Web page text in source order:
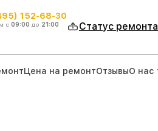
152-68-30
с 09:00 до 21:00 Статус ремонта
Цена на ремонтОтзывыО нас